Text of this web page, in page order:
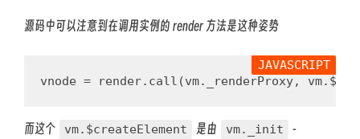
源码中可以注意到在调用实例的 render 方法是这种姿势
vnode = render. call (vm. _renderProxy, vm.
而这个 vm.$createElement 是由 vm._init
-